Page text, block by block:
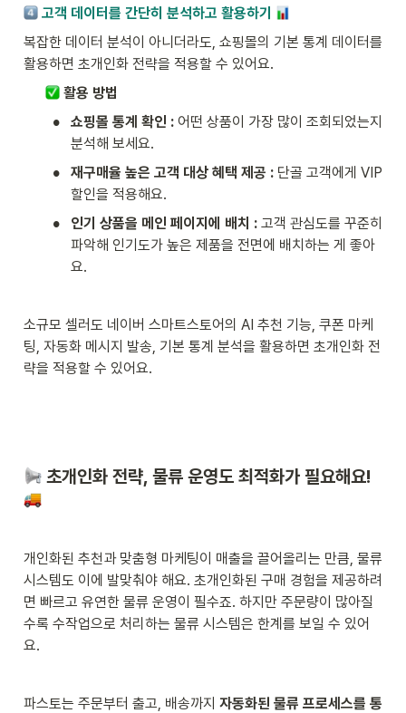
고객 데이터를 간단히 분석하고 활용하기
복잡한 데이터 분석이 아니더라도, 쇼핑몰의 기본 통계 데이터를
활용하면 초개인화 전략을 적용할 수 있어요.
활용 방법
• 쇼핑몰 통계 확인 : 어떤 상품이 가장 많이 조회되었는지
분석해 보세요.
• 재구매율 높은 고객 대상 혜택 제공 : 단골 고객에게 VIP
할인을 적용해요.
• 인기 상품을 메인 페이지에 배치 : 고객 관심도를 꾸준히
파악해 인기도가 높은 제품을 전면에 배치하는 게 좋아
요.
소규모 셀러도 네이버 스마트스토어의 AI 추천 기능, 쿠폰 마케
팅, 자동화 메시지 발송, 기본 통계 분석을 활용하면 초개인화 전
략을 적용할 수 있어요.
초개인화 전략, 물류 운영도 최적화가 필요해요!
개인화된 추천과 맞춤형 마케팅이 매출을 끌어올리는 만큼, 물류
시스템도 이에 발맞춰야 해요. 초개인화된 구매 경험을 제공하려
면 빠르고 유연한 물류 운영이 필수죠. 하지만 주문량이 많아질
수록 수작업으로 처리하는 물류 시스템은 한계를 보일 수 있어
요.
파스토는 주문부터 출고, 배송까지 자동화된 물류 프로세스를 통